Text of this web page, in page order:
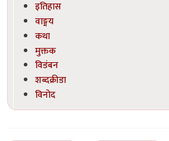
इतिहास
वाङ्मय
कथा
मुक्तक
विडंबन
शब्दक्रीडा
विनोद